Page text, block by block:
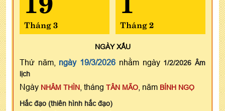
Tháng 3 Tháng 2
NGÀYXẤU
Thứ năm, ngày 19/3/2026 nhằm ngày 1/2/2026 Âm
lịch
Ngày NHÂM THÌN , tháng TÂN MÃO , năm BÍNH NGỌ
Hắc đạo (thiên hình hắc đạo)